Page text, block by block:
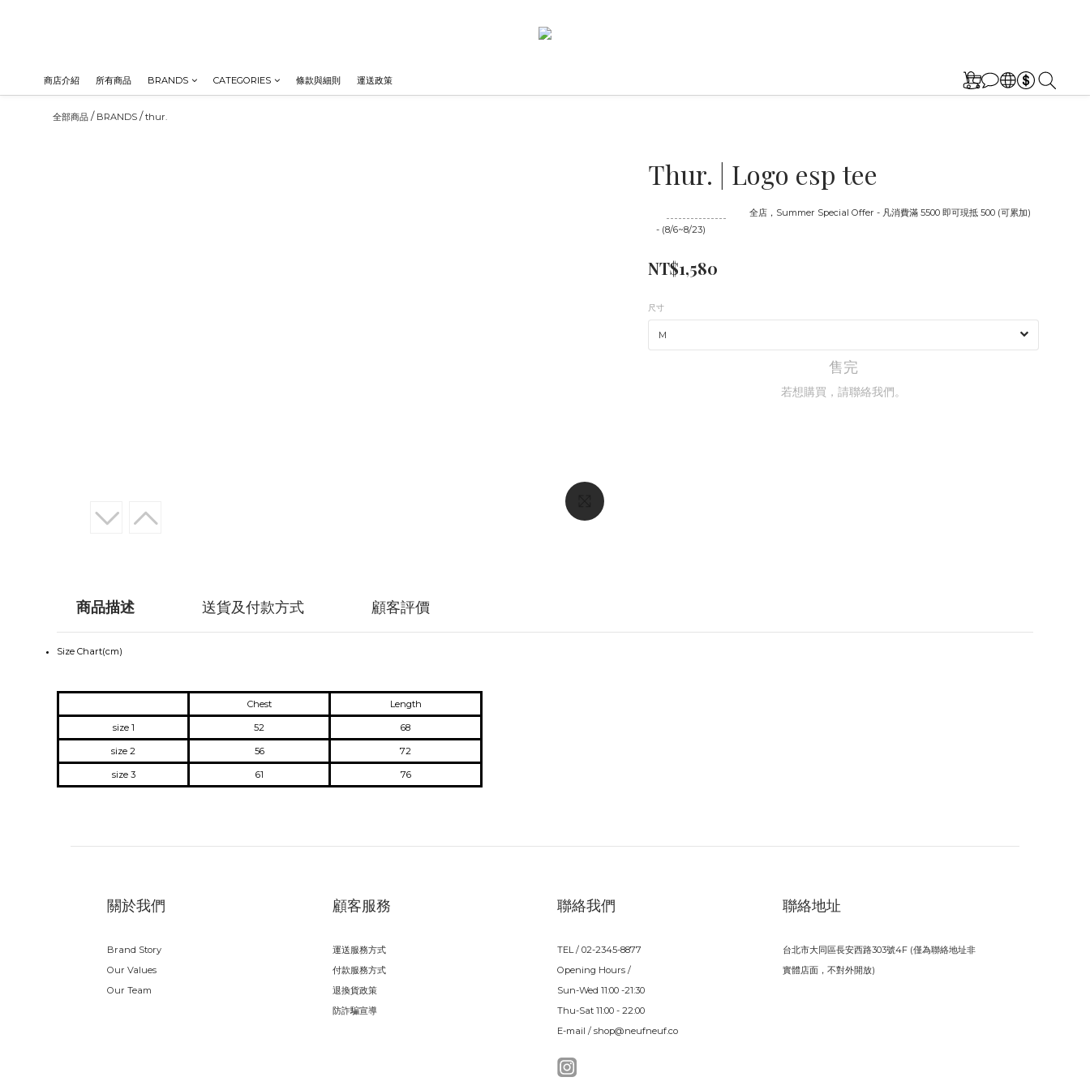
商店介紹 所有商品 BRANDS CATEGORIES 條款與細則 運送政策
全部商品 / BRANDS /thur.
Thur. | Logo esp tee
全店，Summer Special Offer - 凡消費滿 5500 即可現抵 500 (可累加)
- (8/6~8/23)
NT$1,580
尺寸
售完
若想購買，請聯絡我們。
商品描述 送貨及付款方式 顧客評價
Size Chart(cm)
Chest Length
size 1 52 68
size 2 56 72
size 3 61 76
關於我們
Brand Story
Our Values
Our Team
顧客服務
運送服務方式
付款服務方式
退換貨政策
防詐騙宣導
聯絡我們
TEL / 02-2345-8877
Opening Hours /
Sun-Wed 11:00 -21:30
Thu-Sat 11:00 - 22:00
E-mail / shop@neufneuf.co
聯絡地址
台北市大同區長安西路303號4F (僅為聯絡地址非
實體店面，不對外開放)